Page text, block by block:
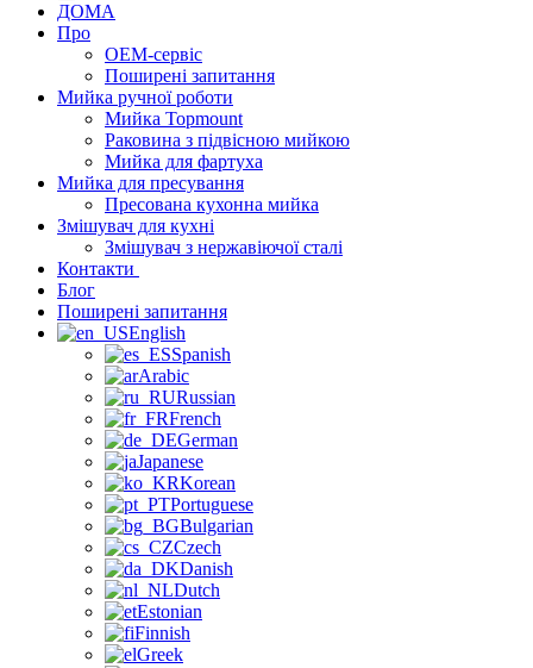
ДОМА
Про
OEM-сервіс
Поширені запитання
Мийка ручної роботи
Мийка Topmount
Раковина з підвісною мийкою
Мийка для фартуха
Мийка для пресування
Пресована кухонна мийка
Змішувач для кухні
Змішувач з нержавіючої сталі
Контакти
Блог
Поширені запитання
English
Spanish
Arabic
Russian
French
German
Japanese
Korean
Portuguese
Bulgarian
Czech
Danish
Dutch
Estonian
Finnish
Greek